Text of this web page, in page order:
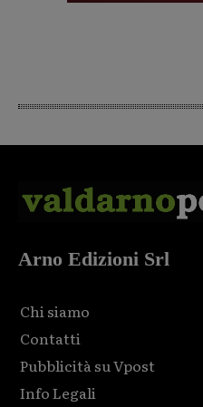
Arno Edizioni Srl
Chi siamo
Contatti
Pubblicità su Vpost
Info Legali